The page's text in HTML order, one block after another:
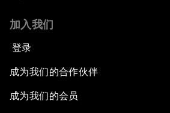
加入我们
登录
成为我们的合作伙伴
成为我们的会员